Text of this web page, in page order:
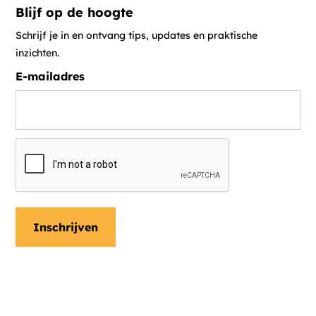
Blijf op de hoogte
Schrijf je in en ontvang tips, updates en praktische
inzichten.
E-mailadres